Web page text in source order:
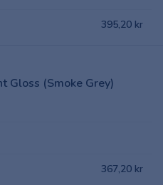
395,20 kr
Gloss (Smoke Grey)
367,20 kr